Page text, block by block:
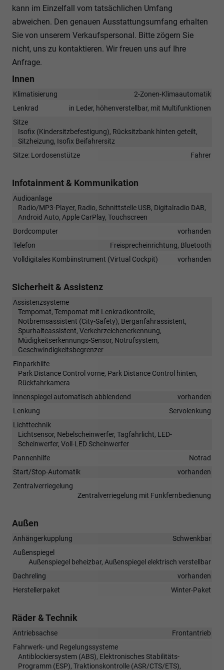
kann im Einzelfall vom tatsächlichen Umfang
abweichen. Den genauen Ausstattungsumfang erhalten
Sie von unserem Verkaufspersonal. Bitte zögern Sie
nicht, uns zu kontaktieren. Wir freuen uns auf Ihre
Anfrage.
Innen
Klimatisierung
2-Zonen-Klimaautomatik
Lenkrad
in Leder, höhenverstellbar, mit Multifunktionen
Sitze
Isofix (Kindersitzbefestigung), Rücksitzbank hinten geteilt,
Sitzheizung, Isofix Beifahrersitz
Sitze: Lordosenstütze
Fahrer
Infotainment & Kommunikation
Audioanlage
Radio/MP3-Player, Radio, Schnittstelle USB, Digitalradio DAB,
Android Auto, Apple CarPlay, Touchscreen
Bordcomputer
vorhanden
Telefon
Freisprecheinrichtung, Bluetooth
Volldigitales Kombiinstrument (Virtual Cockpit)
vorhanden
Sicherheit & Assistenz
Assistenzsysteme
Tempomat, Tempomat mit Lenkradkontrolle,
Notbremsassistent (City-Safety), Berganfahrassistent,
Spurhalteassistent, Verkehrzeichenerkennung,
Müdigkeitserkennungs-Sensor, Notrufsystem,
Geschwindigkeitsbegrenzer
Einparkhilfe
Park Distance Control vorne, Park Distance Control hinten,
Rückfahrkamera
Innenspiegel automatisch abblendend
vorhanden
Lenkung
Servolenkung
Lichttechnik
Lichtsensor, Nebelscheinwerfer, Tagfahrlicht, LED-
Scheinwerfer, Voll-LED Scheinwerfer
Pannenhilfe
Notrad
Start/Stop-Automatik
vorhanden
Zentralverriegelung
Zentralverriegelung mit Funkfernbedienung
Außen
Anhängerkupplung
Schwenkbar
Außenspiegel
Außenspiegel beheizbar, Außenspiegel elektrisch verstellbar
Dachreling
vorhanden
Herstellerpaket
Winter-Paket
Räder & Technik
Antriebsachse
Frontantrieb
Fahrwerk- und Regelungssysteme
Antiblockiersystem (ABS), Elektronisches Stabilitäts-
Programm (ESP), Traktionskontrolle (ASR/CTS/ETS),